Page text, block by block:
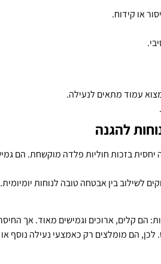
או קידוח.
עמוד מתאים לנעילה.
להגנה
יחסית בזכות חוליות פלדה מוקשחת. הם
לשילוב בין אבטחה טובה לנוחות
הם קלים, ארוכים וגמישים מאוד. אך
הם מומלצים רק כאמצעי נעילה נוסף או